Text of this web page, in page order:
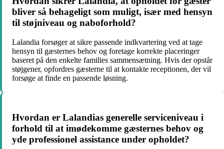
bliver så behageligt som muligt, især med hensyn
til støjniveau og naboforhold?
Lalandia forsøger at sikre passende indkvartering ved at tage
hensyn til gæsternes behov og foretage korrekte placeringer
baseret på den enkelte families sammensætning. Hvis der opstår
støjgener, opfordres gæsterne til at kontakte receptionen, der vil
forsøge at finde en passende løsning.
Hvordan er Lalandias generelle serviceniveau i
forhold til at imødekomme gæsternes behov og
yde professionel assistance under opholdet?